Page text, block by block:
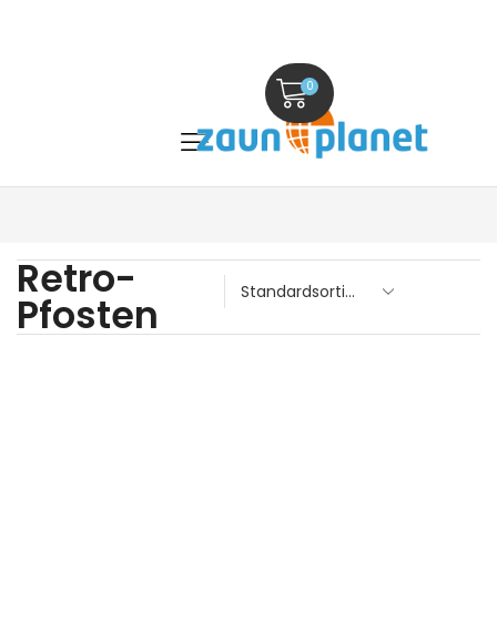
0
Retro-
Pfosten